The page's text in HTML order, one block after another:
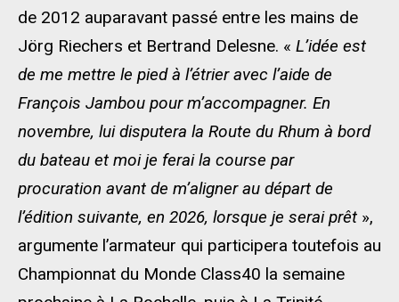
de 2012 auparavant passé entre les mains de
Jörg Riechers et Bertrand Delesne. « L’idée est
de me mettre le pied à l’étrier avec l’aide de
François Jambou pour m’accompagner. En
novembre, lui disputera la Route du Rhum à bord
du bateau et moi je ferai la course par
procuration avant de m’aligner au départ de
l’édition suivante, en 2026, lorsque je serai prêt »,
argumente l’armateur qui participera toutefois au
Championnat du Monde Class40 la semaine